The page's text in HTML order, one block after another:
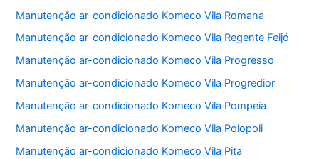
Manutenção ar-condicionado Komeco Vila Romana
Manutenção ar-condicionado Komeco Vila Regente Feijó
Manutenção ar-condicionado Komeco Vila Progresso
Manutenção ar-condicionado Komeco Vila Progredior
Manutenção ar-condicionado Komeco Vila Pompeia
Manutenção ar-condicionado Komeco Vila Polopoli
Manutenção ar-condicionado Komeco Vila Pita